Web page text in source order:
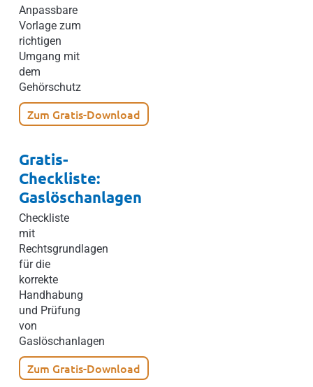
Anpassbare
Vorlage zum
richtigen
Umgang mit
dem
Gehörschutz
Zum Gratis-Download
Gratis-
Checkliste:
Gaslöschanlagen
Checkliste
mit
Rechtsgrundlagen
für die
korrekte
Handhabung
und Prüfung
von
Gaslöschanlagen
Zum Gratis-Download